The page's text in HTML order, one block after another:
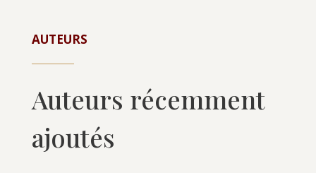
AUTEURS
Auteurs récemment
ajoutés